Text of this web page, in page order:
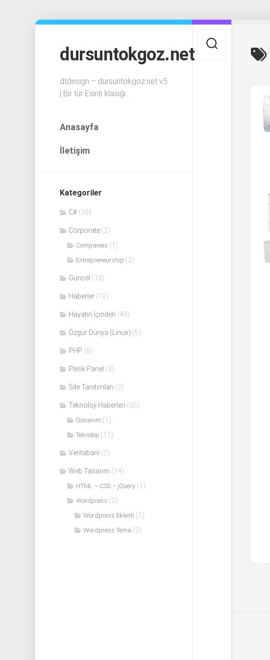
dursuntokgoz.net
dtdesign – dursuntokgoz.net v5
| Bir tür Esinti klasiği..
Anasayfa
İletişim
Kategoriler
C# (10)
Corporate (2)
Companies (1)
Entrepreneurship (2)
Güncel (13)
Haberler (12)
Hayatın İçinden (43)
Özgür Dünya (Linux) (5)
PHP (8)
Plesk Panel (3)
Site Tanıtımları (2)
Teknoloji Haberleri (35)
Donanım (1)
Teknoloji (11)
Veritabanı (2)
Web Tasarım (14)
HTML – CSS – jQuery (1)
Wordpress (2)
Wordpress Eklenti (1)
Wordpress Tema (2)